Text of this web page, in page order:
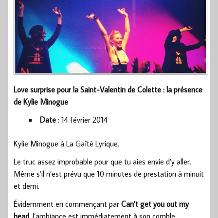
Love surprise pour la Saint-Valentin de Colette : la présence
de Kylie Minogue
Date : 14 février 2014
Kylie Minogue à La Gaîté Lyrique.
Le truc assez improbable pour que tu aies envie d’y aller.
Même s’il n’est prévu que 10 minutes de prestation à minuit
et demi.
Évidemment en commençant par Can’t get you out my